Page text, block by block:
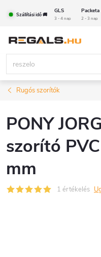
tartalomhoz
Szállítási idő 🚚
GLS Packeta
3 - 4 nap 2 - 3 nap
Rugós szorítók
PONY
szorító
mm
1 értékelés